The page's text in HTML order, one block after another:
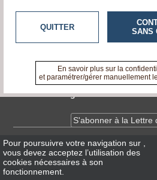
tvlocale.fr
Contactez-nous
A propos de tvlocale.fr
Devenir délégué
S'abonner à la Lettre
InfosCNIL/RGPD
Conditions Générales d'Utilisation
Pour poursuivre votre navigation sur
vous devez acceptez l’utilisation des
cookies nécessaires à son
fonctionnement.
QUITTER
SANS
En savoir plus sur la
et paramétrer/gérer manuellement